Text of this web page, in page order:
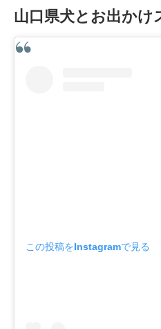
山口県犬とお出かけ
この投稿をInstagramで見る